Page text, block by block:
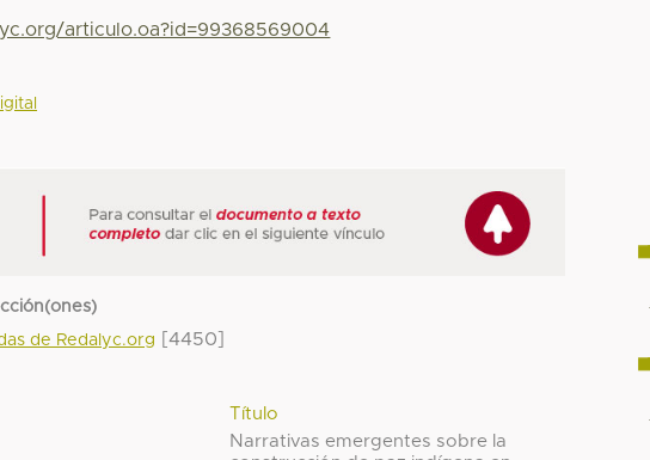
articulo.oa?id=99368569004
de Redalyc.org
[4450]
Título
Narrativas emergentes sobre la